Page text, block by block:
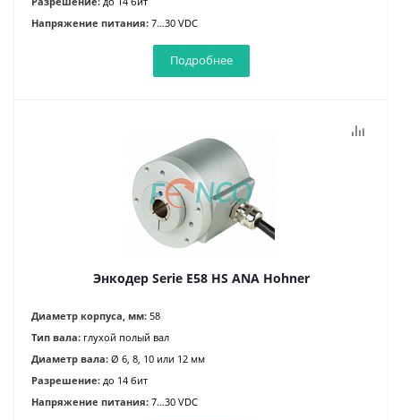
Напряжение питания: 7…30 VDC
Подробнее
Энкодер Serie E58 HS ANA Hohner
Диаметр корпуса, мм: 58
Тип вала: глухой полый вал
Диаметр вала: Ø 6, 8, 10 или 12 мм
Разрешение: до 14 бит
Напряжение питания: 7…30 VDC